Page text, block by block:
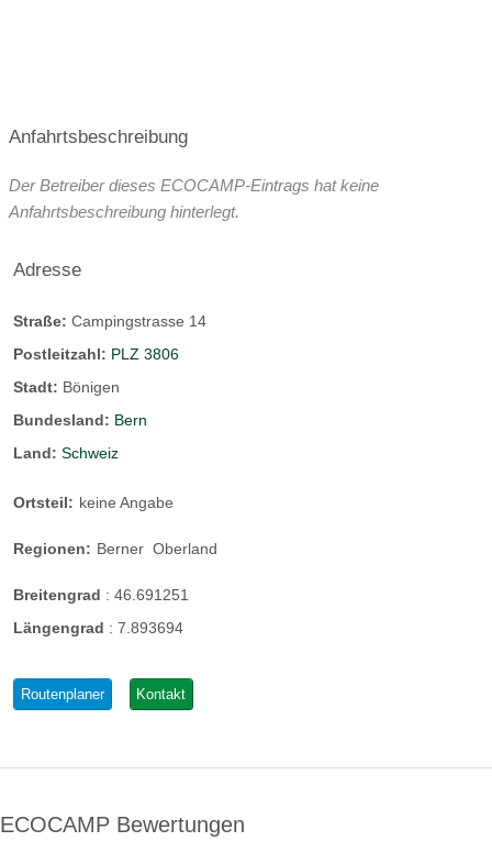
Anfahrtsbeschreibung
Der Betreiber dieses ECOCAMP-Eintrags hat keine
Anfahrtsbeschreibung hinterlegt.
Adresse
Straße: Campingstrasse 14
Postleitzahl: PLZ 3806
Stadt: Bönigen
Bundesland: Bern
Land: Schweiz
Ortsteil: keine Angabe
Regionen: Berner Oberland
Breitengrad : 46.691251
Längengrad : 7.893694
Routenplaner Kontakt
ECOCAMP Bewertungen